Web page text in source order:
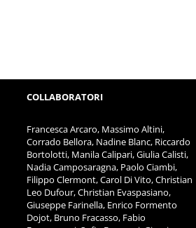
COLLABORATORI
Francesca Arcaro, Massimo Altini,
Corrado Bellora, Nadine Blanc, Riccardo
Bortolotti, Manila Calipari, Giulia Calisti,
Nadia Camposaragna, Paolo Ciambi,
Filippo Clermont, Carol Di Vito, Christian
Leo Dufour, Christian Evaspasiano,
Giuseppe Farinella, Enrico Formento
Dojot, Bruno Fracasso, Fabio